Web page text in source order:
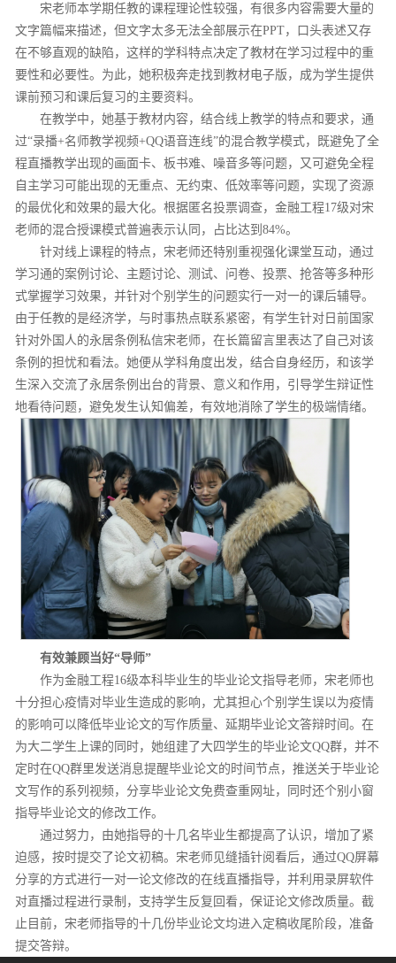
宋老师本学期任教的课程理论性较强，有很多内容需要大量的
文字篇幅来描述，但文字太多无法全部展示在PPT，口头表述又存
在不够直观的缺陷，这样的学科特点决定了教材在学习过程中的重
要性和必要性。为此，她积极奔走找到教材电子版，成为学生提供
课前预习和课后复习的主要资料。
在教学中，她基于教材内容，结合线上教学的特点和要求，通
过“录播+名师教学视频+QQ语音连线”的混合教学模式，既避免了全
程直播教学出现的画面卡、板书难、噪音多等问题，又可避免全程
自主学习可能出现的无重点、无约束、低效率等问题，实现了资源
的最优化和效果的最大化。根据匿名投票调查，金融工程17级对宋
老师的混合授课模式普遍表示认同，占比达到84%。
针对线上课程的特点，宋老师还特别重视强化课堂互动，通过
学习通的案例讨论、主题讨论、测试、问卷、投票、抢答等多种形
式掌握学习效果，并针对个别学生的问题实行一对一的课后辅导。
由于任教的是经济学，与时事热点联系紧密，有学生针对日前国家
针对外国人的永居条例私信宋老师，在长篇留言里表达了自己对该
条例的担忧和看法。她便从学科角度出发，结合自身经历，和该学
生深入交流了永居条例出台的背景、意义和作用，引导学生辩证性
地看待问题，避免发生认知偏差，有效地消除了学生的极端情绪。
有效兼顾当好“导师”
作为金融工程16级本科毕业生的毕业论文指导老师，宋老师也
十分担心疫情对毕业生造成的影响，尤其担心个别学生误以为疫情
的影响可以降低毕业论文的写作质量、延期毕业论文答辩时间。在
为大二学生上课的同时，她组建了大四学生的毕业论文QQ群，并不
定时在QQ群里发送消息提醒毕业论文的时间节点，推送关于毕业论
文写作的系列视频，分享毕业论文免费查重网址，同时还个别小窗
指导毕业论文的修改工作。
通过努力，由她指导的十几名毕业生都提高了认识，增加了紧
迫感，按时提交了论文初稿。宋老师见缝插针阅看后，通过QQ屏幕
分享的方式进行一对一论文修改的在线直播指导，并利用录屏软件
对直播过程进行录制，支持学生反复回看，保证论文修改质量。截
止目前，宋老师指导的十几份毕业论文均进入定稿收尾阶段，准备
提交答辩。